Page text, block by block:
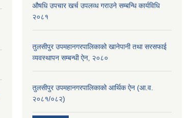
औषधि उपचार खर्च उपलव्ध गराउने सम्बन्धि कार्यविधि
२०८१
तुलसीपुर उपमहानगरपालिकाको खानेपानी तथा सरसफाई
व्यवस्थापन सम्बन्धी ऐन, २०८०
तुलसीपुर उपमहानगरपालिकाको आर्थिक ऐन (आ.व.
२०८१/०८२)